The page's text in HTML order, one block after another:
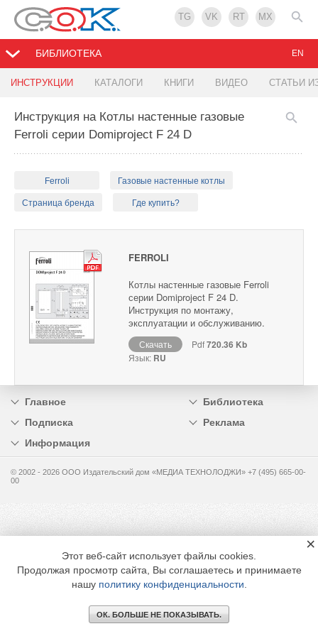
TG VK RT MX
БИБЛИОТЕКА
ИНСТРУКЦИИ КАТАЛОГИ КНИГИ ВИДЕО СТАТЬИ
EN
Инструкция на Котлы настенные газовые
Ferroli серии Domiproject F 24 D
Ferroli Газовые настенные котлы
Страница бренда Где купить?
FERROLI
Котлы настенные газовые Ferroli
серии Domiproject F 24 D.
Инструкция по монтажу,
эксплуатации и обслуживанию.
Скачать Pdf720.36 Kb
Язык: RU
Главное
Библиотека
Подписка
Реклама
Информация
© 2002 - 2026 OOO Издательский дом «МЕДИА ТЕХНОЛОДЖИ» +7 (495) 665-00-
00
Этот веб-сайт использует файлы cookies.
Продолжая просмотр сайта, Вы соглашаетесь и принимаете
нашу политику конфиденциальности
ОК. БОЛЬШЕ НЕ ПОКАЗЫВАТЬ.
×